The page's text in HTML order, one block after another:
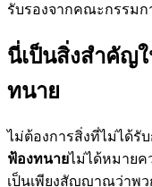
รับรองจากคณะกรรมก
นี่เป็นสิ่งสำคัญ
ทนาย
ไม่ต้องการสิ่งที่ไม่ได้รั
ฟ้องทนายไม่ได้หมายค
เป็นเพียงสัญญาณว่าพ